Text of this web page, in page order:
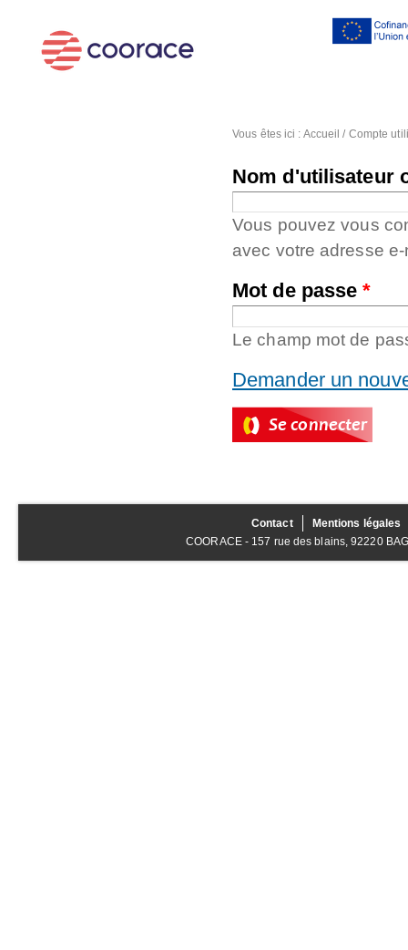
Vous êtes ici : Accueil / Compte
Nom d'utilisateur
Vous pouvez vous
avec votre adresse e-
Mot de passe*
Le champ mot de
Demander un
Contact
Mentions légales
COORACE - 157 rue des blains, 92220